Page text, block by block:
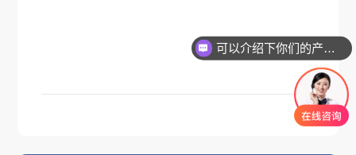
可以介绍下你们的产品么